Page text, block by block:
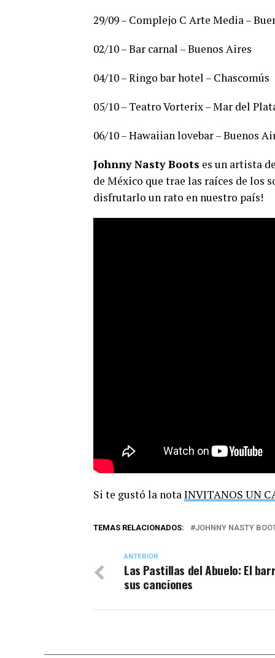
29/09 – Complejo C Arte Media –
02/10 – Bar carnal – Buenos Aires
04/10 – Ringo bar hotel – Chascomús
05/10 – Teatro Vorterix – Mar del
06/10 – Hawaiian lovebar – Buenos
Johnny Nasty Boots es un artista
de México que trae las raíces de los
disfrutarlo un rato en nuestro país!
Si te gustó la nota INVITANOS UN
TEMAS RELACIONADOS: JOHNNY NASTY
ANTERIOR
Las Pastillas del Abuelo: El
sus canciones